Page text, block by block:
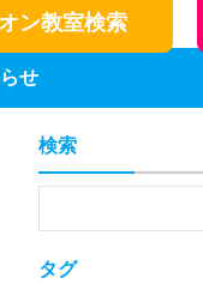
ン教室検索